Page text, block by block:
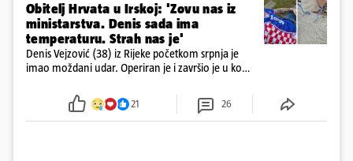
Obitelj Hrvata u Irskoj: 'Zovu nas iz
ministarstva. Denis sada ima
temperaturu. Strah nas je'
Denis Vejzović (38) iz Rijeke početkom srpnja je
imao moždani udar. Operiran je i završio je u komi.
tamošnji liječnici ne vjeruju u oporavak: 'Imamo
21 26